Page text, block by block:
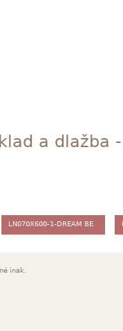
a dlažba
LN070X600-1-DREAM BE
inak.